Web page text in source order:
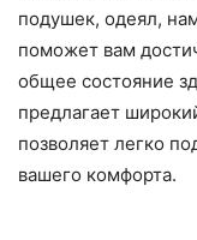
подушек, одеял,
поможет вам
общее состояние
предлагает
позволяет легко
вашего комфорта.